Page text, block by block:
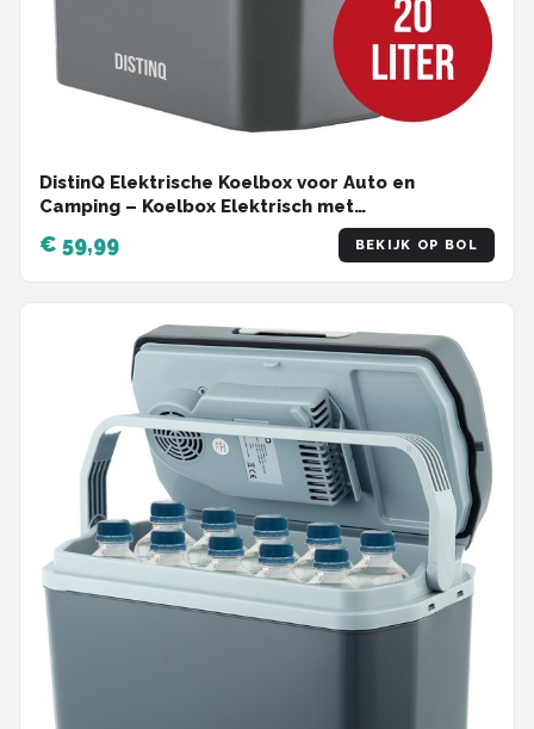
DistinQ Elektrische Koelbox voor Auto en
Camping – Koelbox Elektrisch met
Verwarmingsfunctie - 12v 230 Volt – 20L - Grijs
€ 59,99 BEKIJK OP BOL